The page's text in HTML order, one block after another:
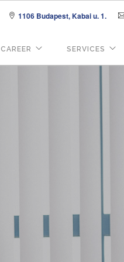
1106 Budapest, Kabai u. 1.
CAREER SERVICES